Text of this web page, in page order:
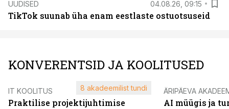
UUDISED 04.08.26, 09:15
TikTok suunab üha enam eestlaste ostuotsuseid
KONVERENTSID JA KOOLITUSED
IT KOOLITUS
Praktilise projektijuhtimise
8 akadeemilist tundi ÄRIPÄEVA
AI müügis ja